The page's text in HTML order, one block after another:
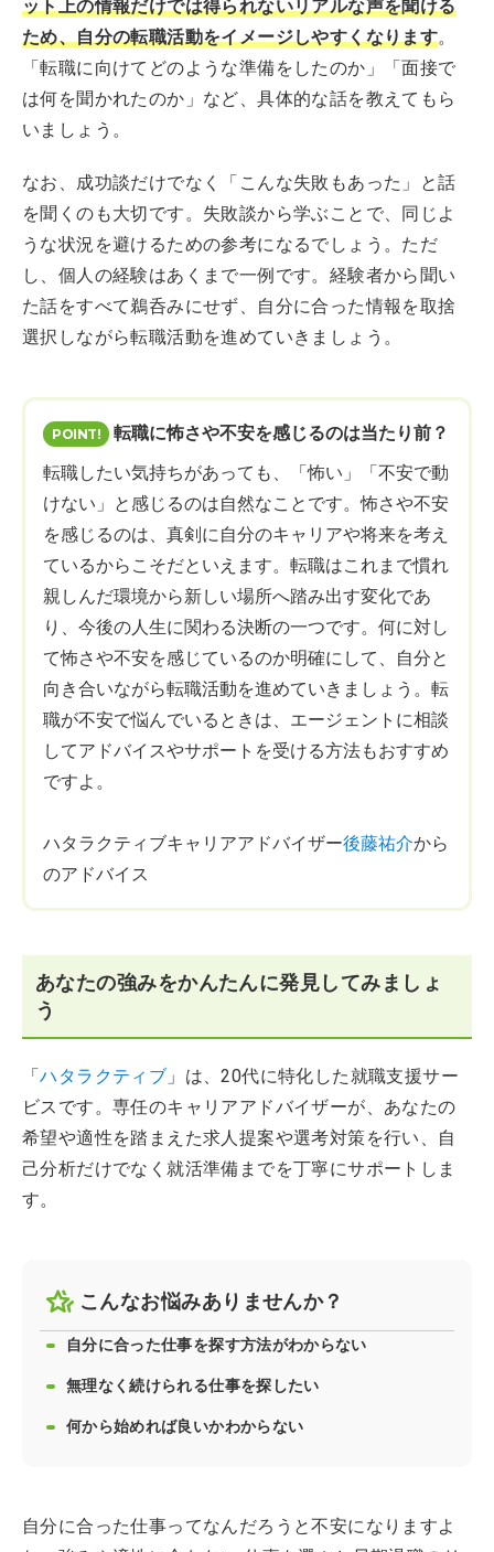
ット上の情報だけでは得られないリアルな声を聞ける
ため、自分の転職活動をイメージしやすくなります。
「転職に向けてどのような準備をしたのか」「面接で
は何を聞かれたのか」など、具体的な話を教えてもら
いましょう。
なお、成功談だけでなく「こんな失敗もあった」と話
を聞くのも大切です。失敗談から学ぶことで、同じよ
うな状況を避けるための参考になるでしょう。ただ
し、個人の経験はあくまで一例です。経験者から聞い
た話をすべて鵜呑みにせず、自分に合った情報を取捨
選択しながら転職活動を進めていきましょう。
転職に怖さや不安を感じるのは当たり前？
転職したい気持ちがあっても、「怖い」「不安で動
けない」と感じるのは自然なことです。怖さや不安
を感じるのは、真剣に自分のキャリアや将来を考え
ているからこそだといえます。転職はこれまで慣れ
親しんだ環境から新しい場所へ踏み出す変化であ
り、今後の人生に関わる決断の一つです。何に対し
て怖さや不安を感じているのか明確にして、自分と
向き合いながら転職活動を進めていきましょう。転
職が不安で悩んでいるときは、エージェントに相談
してアドバイスやサポートを受ける方法もおすすめ
ですよ。
ハタラクティブキャリアアドバイザー後藤祐介から
のアドバイス
あなたの強みをかんたんに発見してみましょ
う
「ハタラクティブ 」は、20代に特化した就職支援サー
ビスです。専任のキャリアアドバイザーが、あなたの
希望や適性を踏まえた求人提案や選考対策を行い、自
己分析だけでなく就活準備までを丁寧にサポートしま
す。
こんなお悩みありませんか？
自分に合った仕事を探す方法がわからない
無理なく続けられる仕事を探したい
何から始めれば良いかわからない
自分に合った仕事ってなんだろうと不安になりますよ